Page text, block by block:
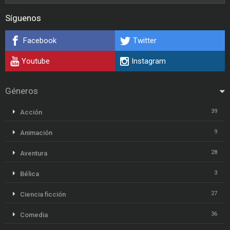
Síguenos
Facebook Twitter
Youtube Instagram
Géneros
Acción 39
Animación 9
Aventura 28
Bélica 3
Ciencia ficción 27
Comedia 36